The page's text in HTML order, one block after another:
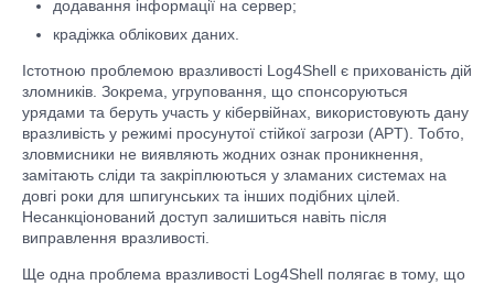
додавання інформації на сервер;
крадіжка облікових даних.
Істотною проблемою вразливості Log4Shell є прихованість дій
зломників. Зокрема, угруповання, що спонсоруються
урядами та беруть участь у кібервійнах, використовують дану
вразливість у режимі просунутої стійкої загрози (APT). Тобто,
зловмисники не виявляють жодних ознак проникнення,
замітають сліди та закріплюються у зламаних системах на
довгі роки для шпигунських та інших подібних цілей.
Несанкціонований доступ залишиться навіть після
виправлення вразливості.
Ще одна проблема вразливості Log4Shell полягає в тому, що